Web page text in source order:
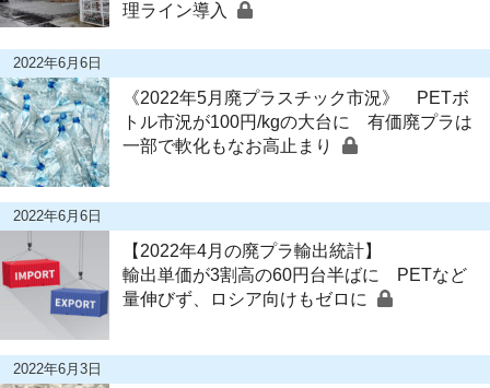
理ライン導入
2022年6月6日
《2022年5月廃プラスチック市況》 PETボ
トル市況が100円/kgの大台に 有価廃プラは
一部で軟化もなお高止まり
2022年6月6日
【2022年4月の廃プラ輸出統計】
輸出単価が3割高の60円台半ばに PETなど
量伸びず、ロシア向けもゼロに
2022年6月3日